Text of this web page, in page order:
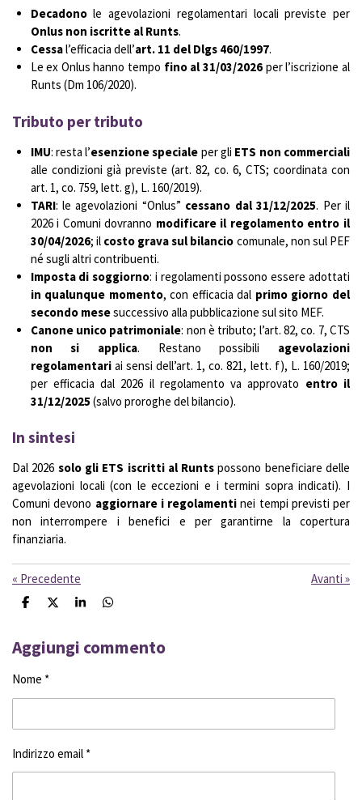
Decadonole agevolazioni regolamentari locali previste per
Onlus non iscritte al Runts.
Cessal’efficacia dell’art. 11 del Dlgs 460/1997.
Le ex Onlus hanno tempo fino al 31/03/2026 per l’iscrizione al
Runts (Dm 106/2020).
Tributo per tributo
IMU: resta l’esenzione speciale per gli ETS non commerciali
alle condizioni già previste (art. 82, co. 6, CTS; coordinata con
art. 1, co. 759, lett. g), L. 160/2019).
TARI: le agevolazioni “Onlus” cessano dal 31/12/2025. Per il
2026 i Comuni dovranno modificare il regolamento entro il
30/04/2026; il costo grava sul bilancio comunale, non sul PEF
né sugli altri contribuenti.
Imposta di soggiorno: i regolamenti possono essere adottati
in qualunque momento, con efficacia dal primo giorno del
secondo mesesuccessivo alla pubblicazione sul sito MEF.
Canone unico patrimoniale: non è tributo; l’art. 82, co. 7, CTS
non si applica. Restano possibili agevolazioni
regolamentariai sensi dell’art. 1, co. 821, lett. f), L. 160/2019;
per efficacia dal 2026 il regolamento va approvato entro il
31/12/2025 (salvo proroghe del bilancio).
In sintesi
Dal 2026 solo gli ETS iscritti al Runts possono beneficiare delle
agevolazioni locali (con le eccezioni e i termini sopra indicati). I
Comuni devono aggiornare i regolamenti nei tempi previsti per
non interrompere i benefici e per garantirne la copertura
finanziaria.
« Precedente Avanti »
C
d
i
i
C
d
i
C
d
i
C
d
i
Aggiungi commento
Nome *
Indirizzo email *